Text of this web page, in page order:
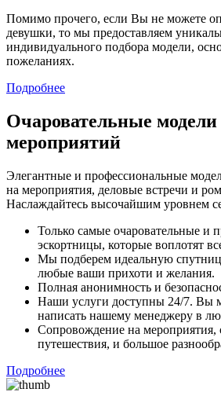
Помимо прочего, если Вы не можете
девушки, то мы предоставляем
индивидуального подбора модели,
пожеланиях.
Подробнее
Очаровательные
мероприятий
Элегантные и профессиональные
на мероприятия, деловые встречи и
Наслаждайтесь высочайшим уровнем
Только самые очаровательные и
эскортницы, которые воплотят
Мы подберем идеальную
любые ваши прихоти и желания.
Полная анонимность и
Наши услуги доступны 24/7. Вы
написать нашему менеджеру в
Сопровождение на мероприятия,
путешествия, и большое
Подробнее